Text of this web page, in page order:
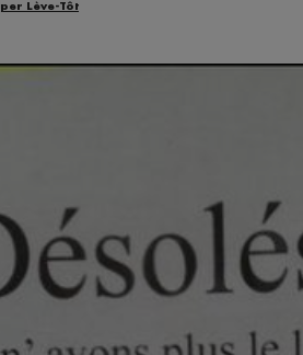
Lève-Tôt